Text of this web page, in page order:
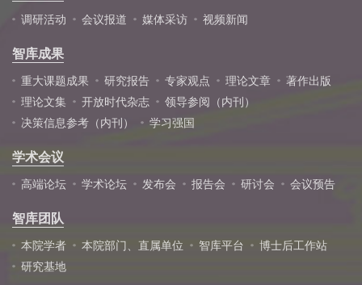
调研活动 会议报道 媒体采访 视频新闻
智库成果
重大课题成果 研究报告 专家观点 理论文章
著作出版
理论文集
开放时代杂志
领导参阅（内刊）
决策信息参考（内刊）
学习强国
学术会议
高端论坛 学术论坛 发布会 报告会 研讨会 会议预告
智库团队
本院学者 本院部门、直属单位 智库平台
博士后工作站
研究基地